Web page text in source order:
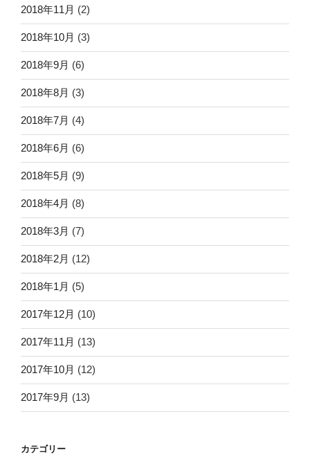
2018年11月 (2)
2018年10月 (3)
2018年9月 (6)
2018年8月 (3)
2018年7月 (4)
2018年6月 (6)
2018年5月 (9)
2018年4月 (8)
2018年3月 (7)
2018年2月 (12)
2018年1月 (5)
2017年12月 (10)
2017年11月 (13)
2017年10月 (12)
2017年9月 (13)
カテゴリー